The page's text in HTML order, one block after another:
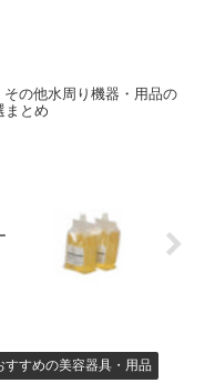
その他水周り機器・用品の
まとめ
すすめの美容器具・用品